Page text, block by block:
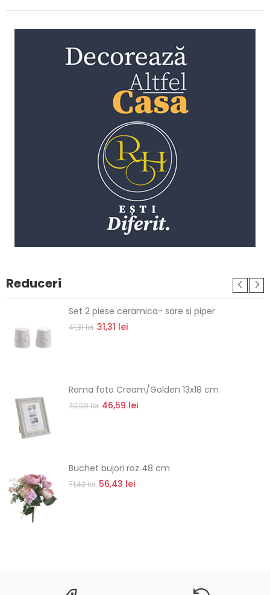
Reduceri
Set 2 piese ceramica- sare si piper
41,31 lei 31,31 lei
Rama foto Cream/Golden 13x18 cm
70,59 lei 46,59 lei
Buchet bujori roz 48 cm
71,43 lei 56,43 lei